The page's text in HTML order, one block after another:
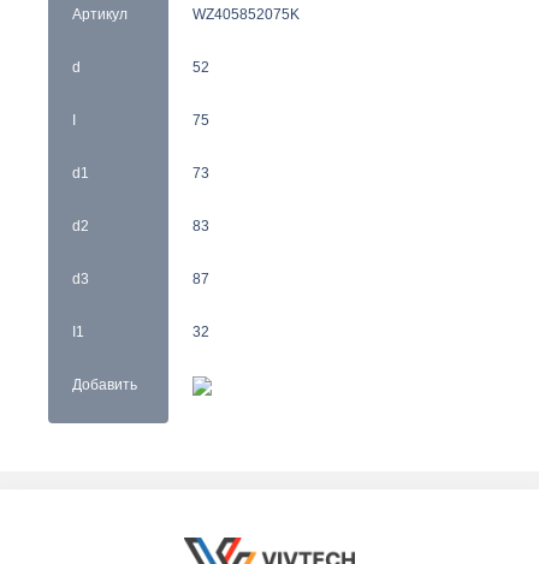
Артикул
d
d1
d2
d3
I1
Добавить
WZ405852075K
52
75
73
83
87
32